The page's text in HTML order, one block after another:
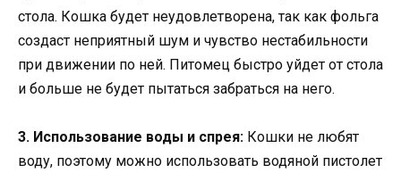
стола. Кошка будет неудовлетворена, так как фольга
создаст неприятный шум и чувство нестабильности
при движении по ней. Питомец быстро уйдет от стола
и больше не будет пытаться забраться на него.
3. Использование воды и спрея: Кошки не любят
воду, поэтому можно использовать водяной пистолет